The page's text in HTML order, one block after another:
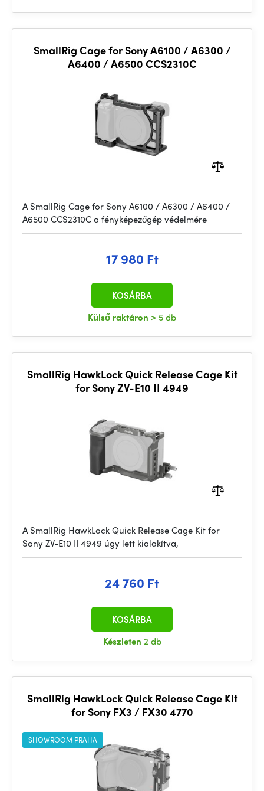
SmallRig Cage for Sony A6100 / A6300 /
A6400 / A6500 CCS2310C
A SmallRig Cage for Sony A6100 / A6300 / A6400 /
A6500 CCS2310C a fényképezőgép védelmére
17 980 Ft
Külső raktáron > 5 db
KOSÁRBA
SmallRig HawkLock Quick Release Cage Kit
for Sony ZV-E10 II 4949
A SmallRig HawkLock Quick Release Cage Kit for
Sony ZV-E10 II 4949 úgy lett kialakítva,
24 760 Ft
Készleten 2 db
KOSÁRBA
SmallRig HawkLock Quick Release Cage Kit
for Sony FX3 / FX30 4770
SHOWROOM PRAHA